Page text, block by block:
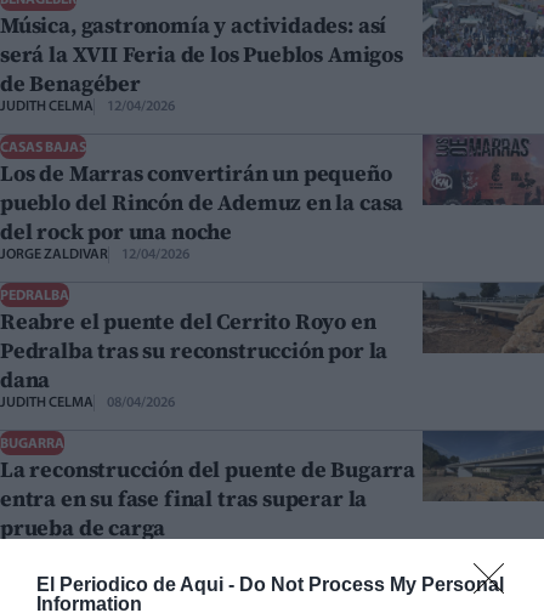
El Periodico de Aqui - Do Not Process My Personal
Information
Música, gastronomía y actividades: así
será la XVII Feria de los Pueblos Amigos
de Benagéber
JUDITH CELMA 12/04/2026
CASAS BAJAS
Los de Marras convertirán un pequeño
pueblo del Rincón de Ademuz en la casa
del rock por una noche
JORGE ZALDIVAR 12/04/2026
PEDRALBA
Reabre el puente del Cerrito Royo en
Pedralba tras su reconstrucción por la
dana
JUDITH CELMA 08/04/2026
BUGARRA
La reconstrucción del puente de Bugarra
entra en su fase final tras superar la
prueba de carga
VILLAR DEL ARZOBISPO